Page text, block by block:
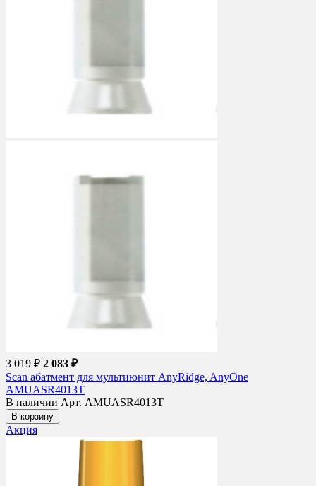
3 019 ₽ 2 083 ₽
Scan абатмент для мультиюнит AnyRidge, AnyOne
AMUASR4013T
В наличии Арт. AMUASR4013T
В корзину
Акция